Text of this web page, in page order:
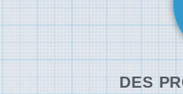
DES